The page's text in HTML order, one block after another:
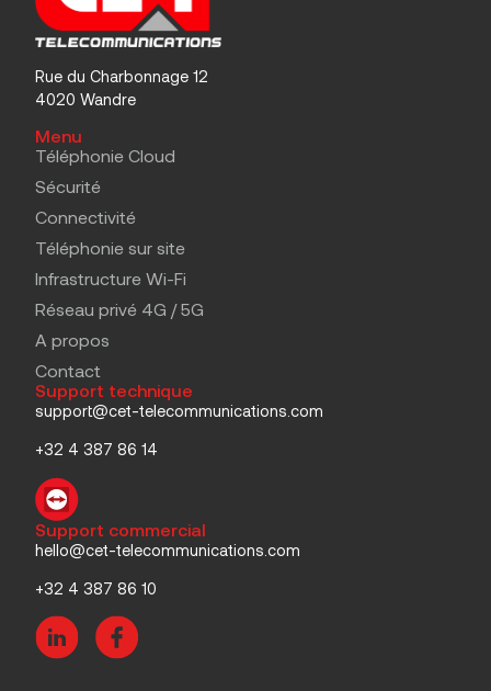
Rue du Charbonnage 12
4020 Wandre
Menu
Téléphonie Cloud
Sécurité
Connectivité
Téléphonie sur site
Infrastructure Wi-Fi
Réseau privé 4G / 5G
A propos
Contact
Support technique
support@cet-telecommunications.com
+32 4 387 86 14
Support commercial
hello@cet-telecommunications.com
+32 4 387 86 10